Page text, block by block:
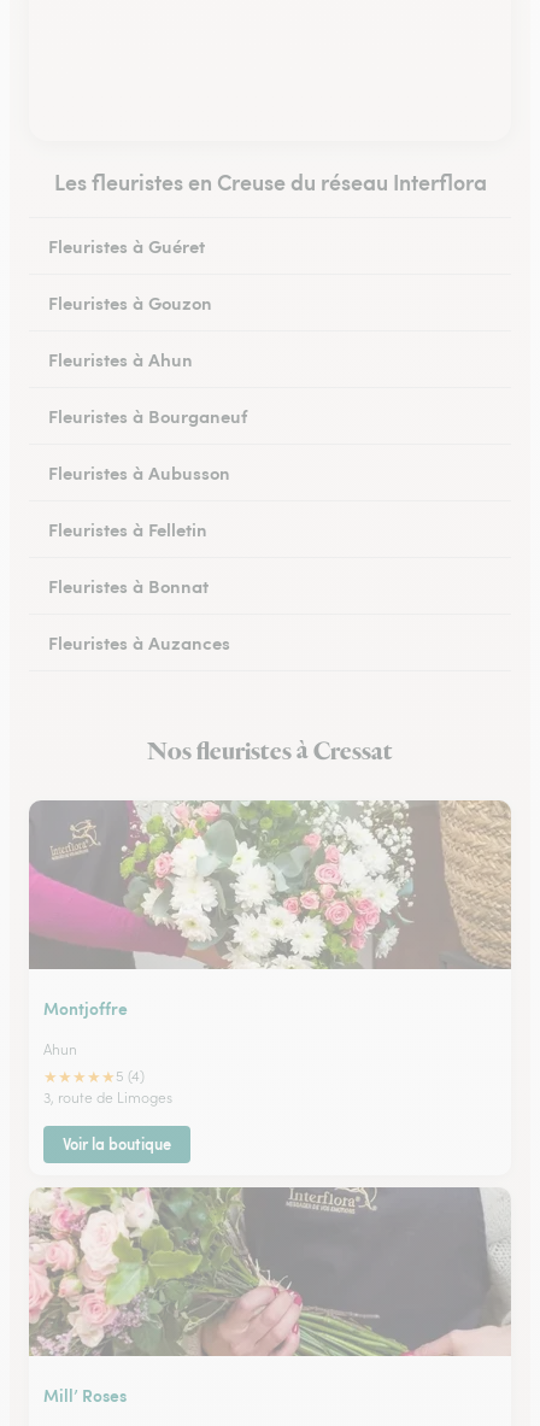
Les fleuristes en Creuse du réseau Interflora
Fleuristes à Guéret
Fleuristes à Gouzon
Fleuristes à Ahun
Fleuristes à Bourganeuf
Fleuristes à Aubusson
Fleuristes à Felletin
Fleuristes à Bonnat
Fleuristes à Auzances
Fleuristes à Chénérailles
Nos fleuristes à Cressat
Montjoffre
Ahun
★★★★★ 5 (4)
3, route de Limoges
Voir la boutique
Mill’ Roses